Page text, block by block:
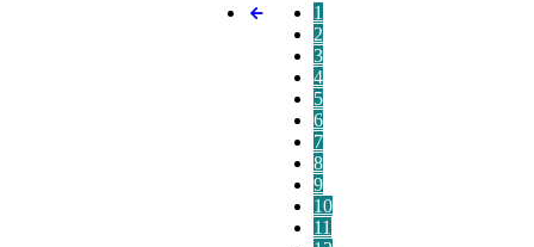
1
2
3
4
5
6
7
8
9
10
11